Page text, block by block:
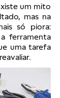
um mito
mas na
só piora:
ferramenta
uma tarefa